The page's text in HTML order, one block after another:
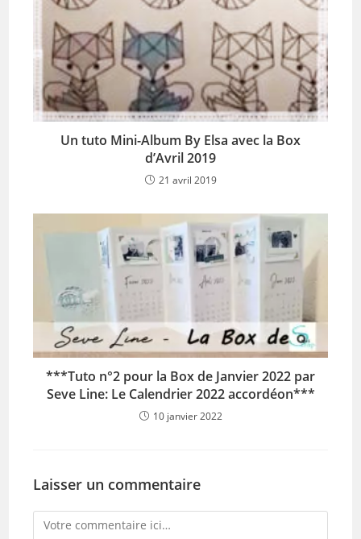
Un tuto Mini-Album By Elsa avec la Box
d’Avril 2019
21 avril 2019
***Tuto n°2 pour la Box de Janvier 2022 par
Seve Line: Le Calendrier 2022 accordéon***
10 janvier 2022
Laisser un commentaire
Comment